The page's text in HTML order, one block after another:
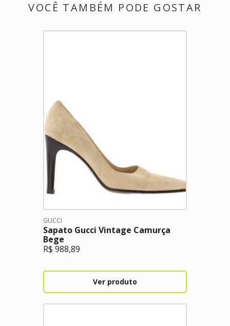
VOCÊ TAMBÉM PODE GOSTAR
GUCCI
Sapato Gucci Vintage Camurça
Bege
R$ 988,89
Ver produto